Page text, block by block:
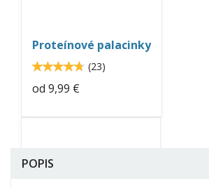
Proteínové palacinky
4.739134.7
(23)
od 9,99 €
pudding-
POPIS